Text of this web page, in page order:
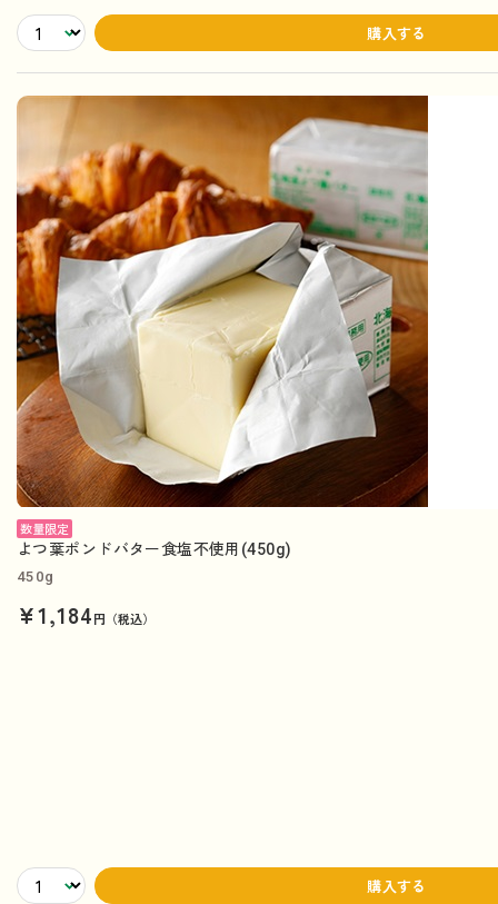
購入する
数量限定
よつ葉ポンドバター食塩不使用(450g)
450g
¥1,184円（税込）
購入する